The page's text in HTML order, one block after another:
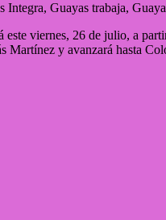
Guayas trabaja,
viernes, 26 de julio, a
Martínez y avanzará hasta